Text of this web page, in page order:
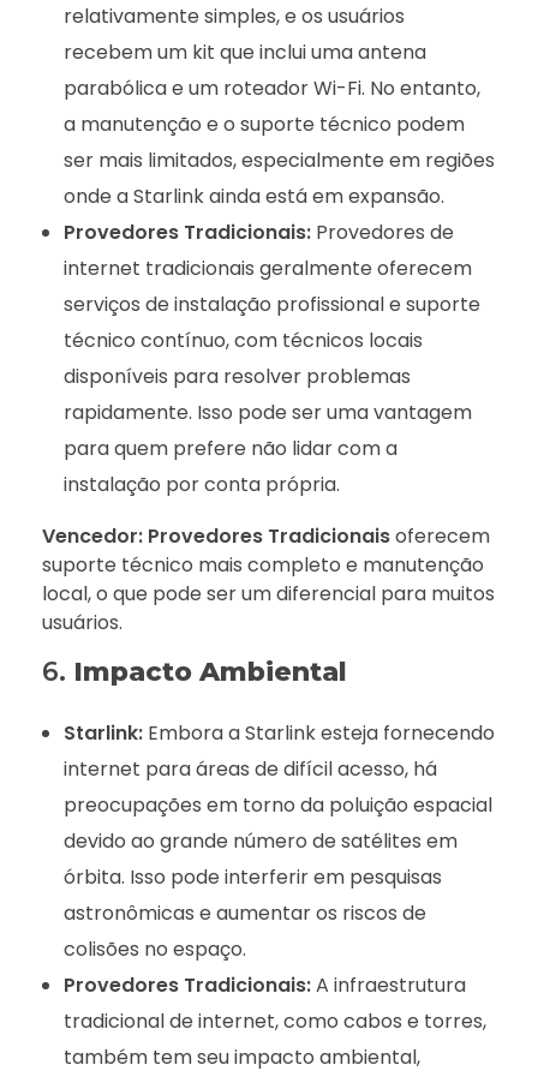
relativamente simples, e os usuários
recebem um kit que inclui uma antena
parabólica e um roteador Wi-Fi. No entanto,
a manutenção e o suporte técnico podem
ser mais limitados, especialmente em regiões
onde a Starlink ainda está em expansão.
Provedores Tradicionais:Provedores de
internet tradicionais geralmente oferecem
serviços de instalação profissional e suporte
técnico contínuo, com técnicos locais
disponíveis para resolver problemas
rapidamente. Isso pode ser uma vantagem
para quem prefere não lidar com a
instalação por conta própria.
Vencedor: Provedores Tradicionaisoferecem
suporte técnico mais completo e manutenção
local, o que pode ser um diferencial para muitos
usuários.
6. Impacto Ambiental
Starlink:Embora a Starlink esteja fornecendo
internet para áreas de difícil acesso, há
preocupações em torno da poluição espacial
devido ao grande número de satélites em
órbita. Isso pode interferir em pesquisas
astronômicas e aumentar os riscos de
colisões no espaço.
Provedores Tradicionais:A infraestrutura
tradicional de internet, como cabos e torres,
também tem seu impacto ambiental,